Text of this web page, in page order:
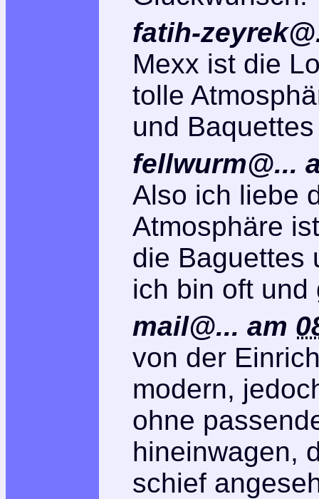
fatih-
Mexx ist die
tolle
und
fellwurm@...
Also ich liebe
Atmosphäre
die Baguettes
ich bin oft und
mail@... am
von der
modern,
ohne
hineinwagen,
schief